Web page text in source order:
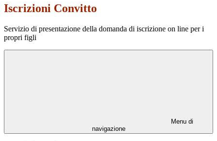
Iscrizioni Convitto
Servizio di presentazione della domanda di iscrizione on line per i
propri figli
Menu di
navigazione